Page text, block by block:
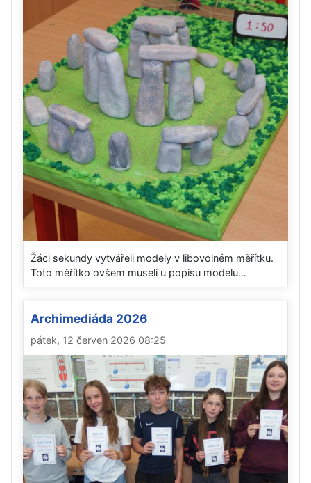
Žáci sekundy vytvářeli modely v libovolném měřítku.
Toto měřítko ovšem museli u popisu modelu...
Archimediáda 2026
pátek, 12 červen 2026 08:25